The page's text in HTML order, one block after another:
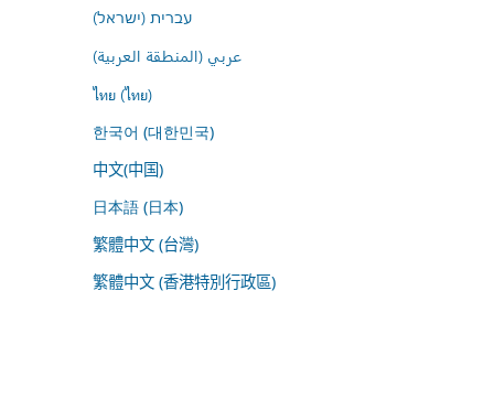
עברית (ישראל)
عربي (المنطقة العربية)
ไทย (ไทย)
한국어 (대한민국)
中文(中国)
日本語 (日本)
繁體中文 (台灣)
繁體中文 (香港特別行政區)